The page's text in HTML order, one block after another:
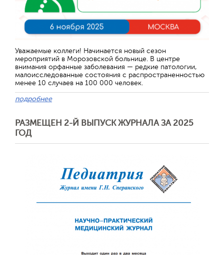
Уважаемые коллеги! Начинается новый сезон
мероприятий в Морозовской больнице. В центре
внимания орфанные заболевания — редкие патологии,
малоисследованные состояния с распространенностью
менее 10 случаев на 100 000 человек.
подробнее
РАЗМЕЩЕН 2-Й ВЫПУСК ЖУРНАЛА ЗА 2025
ГОД